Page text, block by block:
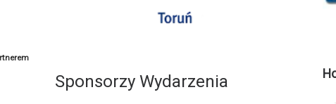
Sponsorzy Wydarzenia